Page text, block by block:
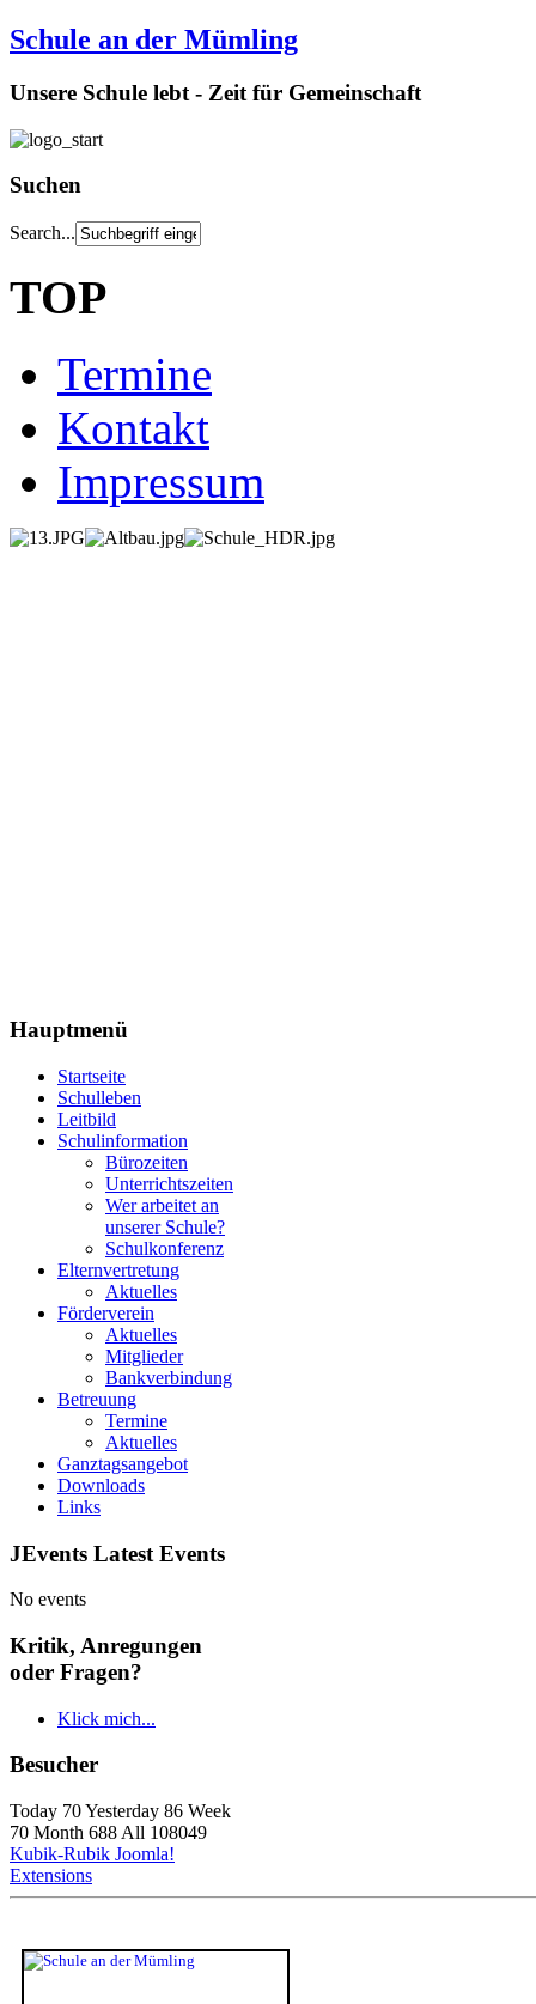
Schule an der Mümling
Unsere Schule lebt - Zeit für Gemeinschaft
Suchen
Search...
TOP
Termine
Kontakt
Impressum
Hauptmenü
Startseite
Schulleben
Leitbild
Schulinformation
Bürozeiten
Unterrichtszeiten
Wer arbeitet an
unserer Schule?
Schulkonferenz
Elternvertretung
Aktuelles
Förderverein
Aktuelles
Mitglieder
Bankverbindung
Betreuung
Termine
Aktuelles
Ganztagsangebot
Downloads
Links
JEvents Latest Events
No events
Kritik, Anregungen
oder Fragen?
Klick mich...
Besucher
Today 70 Yesterday 86 Week
70 Month 688 All 108049
Kubik-Rubik Joomla!
Extensions